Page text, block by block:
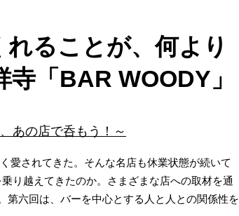
ることが、何より
「BAR WOODY」
あの店で呑もう！～
愛されてきた。そんな名店も休業状態が続いて
り越えてきたのか。さまざまな店への取材を通
第六回は、バーを中心とする人と人との関係性を